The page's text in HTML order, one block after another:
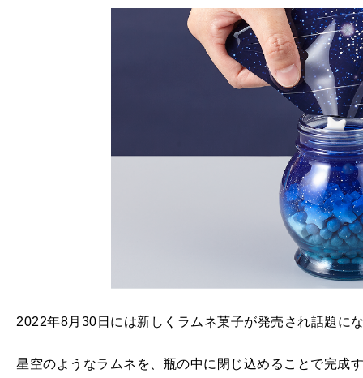
2022年8月30日には新しくラムネ菓子が発売され話題に
星空のようなラムネを、瓶の中に閉じ込めることで完成